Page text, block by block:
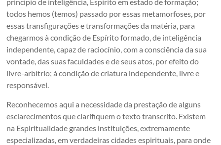
todos hemos (temos) passado por essas metamorfoses, por
essas transfigurações e transformações da matéria, para
chegarmos à condição de Espírito formado, de inteligência
independente, capaz de raciocínio, com a consciência da sua
vontade, das suas faculdades e de seus atos, por efeito do
livre-arbítrio; à condição de criatura independente, livre e
responsável.
Reconhecemos aqui a necessidade da prestação de alguns
esclarecimentos que clarifiquem o texto transcrito. Existem
na Espiritualidade grandes instituições, extremamente
especializadas, em verdadeiras cidades espirituais, para onde